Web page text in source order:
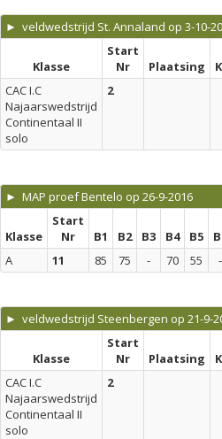
► veldwedstrijd St. Annaland op 3-10-
Klasse
Start
Nr
Plaatsing
CAC I.C
Najaarswedstrijd
Continentaal II
solo
2
► MAP proef Bentelo op 26-9-2016
Klasse
Start
Nr
B1 B2 B3 B4 B5
A
11 85 75 - 70 55 -
► veldwedstrijd Steenbergen op 21-9-
Klasse
Start
Nr
Plaatsing
CAC I.C
Najaarswedstrijd
Continentaal II
solo
2